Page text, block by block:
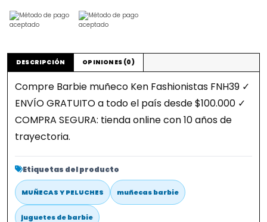
DESCRIPCIÓN OPINIONES (0)
Compre Barbie muñeco Ken Fashionistas FNH39 ✓
ENVÍO GRATUITO a todo el país desde $100.000 ✓
COMPRA SEGURA: tienda online con 10 años de
trayectoria.
Etiquetas del producto
MUÑECAS Y PELUCHES muñecas barbie
juguetes de barbie